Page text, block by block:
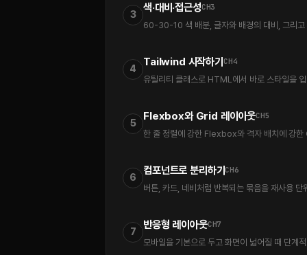
3
색·대비·접근성CH3
60-30-10 색 배분, 글자와 배경의 대비, 그리고
4
Tailwind 시작하기CH4
유틸리티 클래스로 HTML에서 바로 스타일을
5
Flexbox와 Grid 레이아웃CH5
한 줄 정렬에 강한 Flexbox와 격자 배치에 강한
6
컴포넌트로 분리하기CH6
버튼, 카드, 네비처럼 반복되는 묶음을 재사용
7
반응형 레이아웃CH7
모바일을 기본으로 두고 화면이 넓어질 때 단계